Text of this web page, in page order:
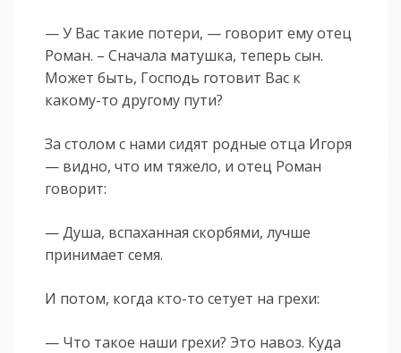
— У Вас такие потери, — говорит ему отец
Роман. – Сначала матушка, теперь сын.
Может быть, Господь готовит Вас к
какому-то другому пути?
За столом с нами сидят родные отца Игоря
— видно, что им тяжело, и отец Роман
говорит:
— Душа, вспаханная скорбями, лучше
принимает семя.
И потом, когда кто-то сетует на грехи:
— Что такое наши грехи? Это навоз. Куда